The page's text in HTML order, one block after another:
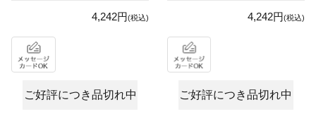
4,242円(税込)
ご好評につき品切れ中
4,242円(税込)
ご好評につき品切れ中